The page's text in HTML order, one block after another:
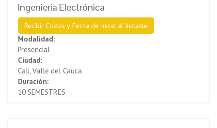
Ingeniería Electrónica
Recibir Costos y Fecha de Inicio al Instante
Modalidad:
Presencial
Ciudad:
Cali, Valle del Cauca
Duración:
10 SEMESTRES